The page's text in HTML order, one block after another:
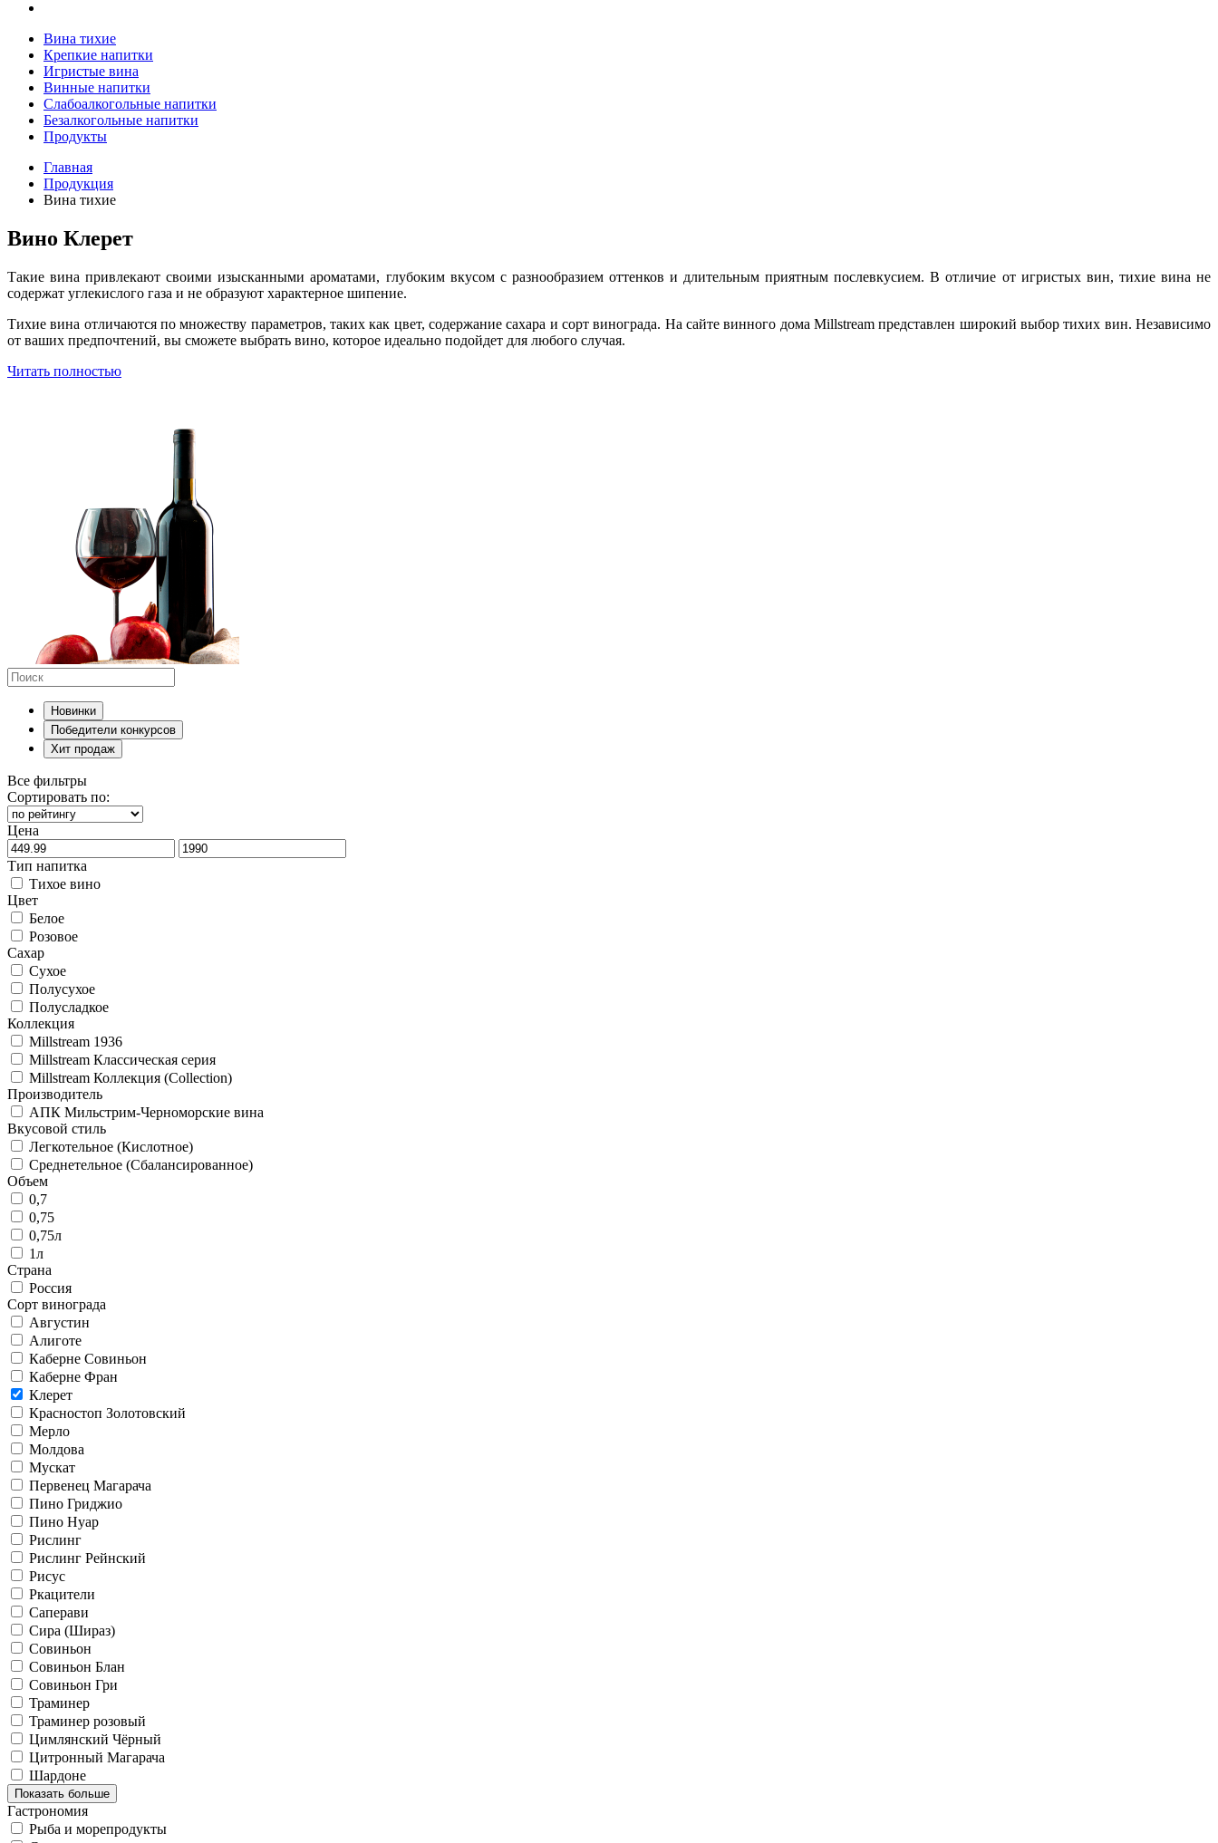
Вина тихие
Крепкие напитки
Игристые вина
Винные напитки
Слабоалкогольные напитки
Безалкогольные напитки
Продукты
Главная
Продукция
Вина тихие
Вино Клерет
Такие вина привлекают своими изысканными ароматами, глубоким вкусом с разнообразием оттенков и длительным приятным послевкусием. В отличие от игристых вин, тихие вина не
содержат углекислого газа и не образуют характерное шипение.
Тихие вина отличаются по множеству параметров, таких как цвет, содержание сахара и сорт винограда. На сайте винного дома Millstream представлен широкий выбор тихих вин. Независимо
от ваших предпочтений, вы сможете выбрать вино, которое идеально подойдет для любого случая.
Читать полностью
Новинки
Победители конкурсов
Хит продаж
Все фильтры
Сортировать по:
Цена
Тип напитка
Тихое вино
Цвет
Белое
Розовое
Сахар
Сухое
Полусухое
Полусладкое
Коллекция
Millstream 1936
Millstream Классическая серия
Millstream Коллекция (Collection)
Производитель
АПК Мильстрим-Черноморские вина
Вкусовой стиль
Легкотельное (Кислотное)
Среднетельное (Сбалансированное)
Объем
0,7
0,75
0,75л
1л
Страна
Россия
Сорт винограда
Августин
Алиготе
Каберне Совиньон
Каберне Фран
Клерет
Красностоп Золотовский
Мерло
Молдова
Мускат
Первенец Магарача
Пино Гриджио
Пино Нуар
Рислинг
Рислинг Рейнский
Рисус
Ркацители
Саперави
Сира (Шираз)
Совиньон
Совиньон Блан
Совиньон Гри
Траминер
Траминер розовый
Цимлянский Чёрный
Цитронный Магарача
Шардоне
Показать больше
Гастрономия
Рыба и морепродукты